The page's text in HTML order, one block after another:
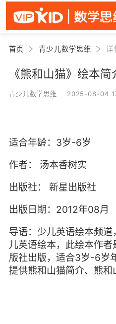
首页 青少儿数学思维 详
《熊和山猫》绘本简
青少儿数学思维 2025-08-04
适合年龄：3岁-6岁
作者：
汤本香树实
出版社：
新星出版社
出版日期：2012年08月
导语：少儿英语绘本频
儿英语绘本，此绘本作
版社出版，适合3岁-6岁
提供熊和山猫简介、熊和